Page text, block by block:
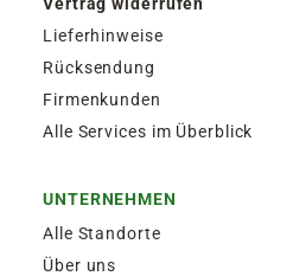
Lieferhinweise
Rücksendung
Firmenkunden
Alle Services im Überblick
UNTERNEHMEN
Alle Standorte
Über uns